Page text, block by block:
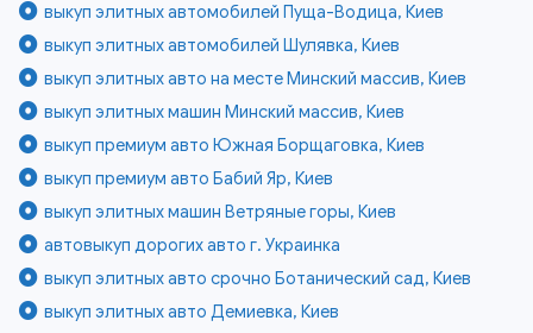
выкуп элитных автомобилей Пуща-Водица, Киев
выкуп элитных автомобилей Шулявка, Киев
выкуп элитных авто на месте Минский массив, Киев
выкуп элитных машин Минский массив, Киев
выкуп премиум авто Южная Борщаговка, Киев
выкуп премиум авто Бабий Яр, Киев
выкуп элитных машин Ветряные горы, Киев
автовыкуп дорогих авто г. Украинка
выкуп элитных авто срочно Ботанический сад, Киев
выкуп элитных авто Демиевка, Киев